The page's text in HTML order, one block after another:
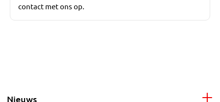
contact met ons op.
Nieuws